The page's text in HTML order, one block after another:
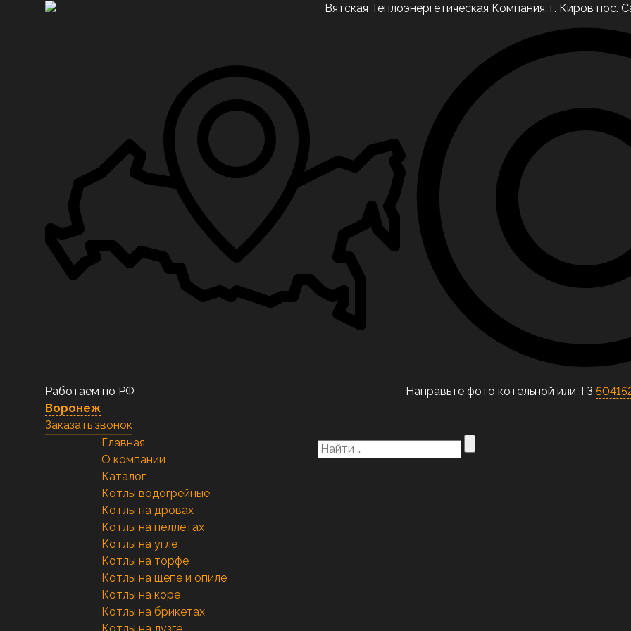
Вятская Теплоэнергетическая Компания, г. Киров пос.
Работаем по РФ
Воронеж
Направьте фото котельной или ТЗ
Заказать звонок
Главная
О компании
Каталог
Котлы водогрейные
Котлы на дровах
Котлы на пеллетах
Котлы на угле
Котлы на торфе
Котлы на щепе и опиле
Котлы на коре
Котлы на брикетах